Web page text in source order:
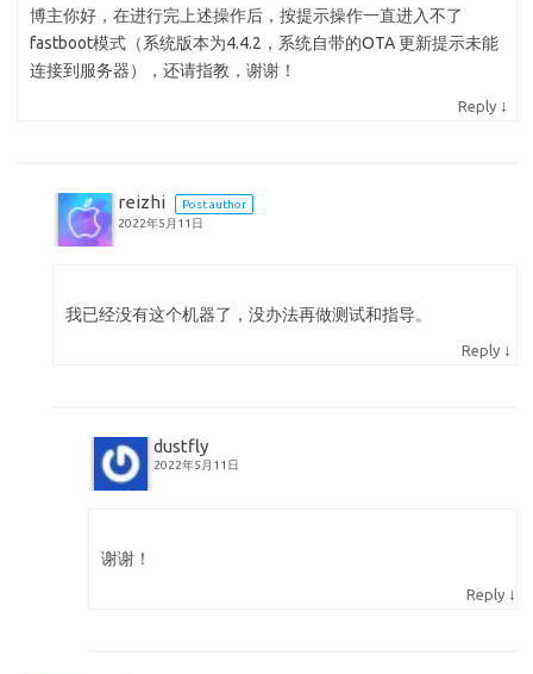
博主你好，在进行完上述操作后，按提示操作一直进入不了
fastboot模式（系统版本为4.4.2，系统自带的OTA 更新提示未能
连接到服务器），还请指教，谢谢！
Reply ↓
reizhi
Post author
2022年5月11日
我已经没有这个机器了，没办法再做测试和指导。
Reply ↓
dustfly
2022年5月11日
谢谢！
Reply ↓